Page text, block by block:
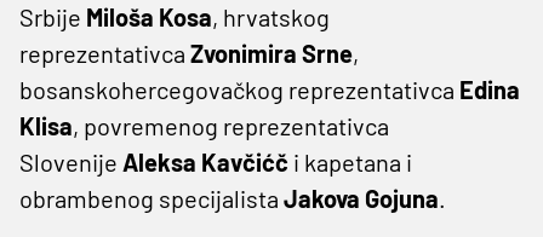
Srbije Miloša Kosa, hrvatskog
reprezentativca Zvonimira Srne,
bosanskohercegovačkog reprezentativca Edina
Klisa, povremenog reprezentativca
Slovenije Aleksa Kavčićč i kapetana i
obrambenog specijalista Jakova Gojuna.